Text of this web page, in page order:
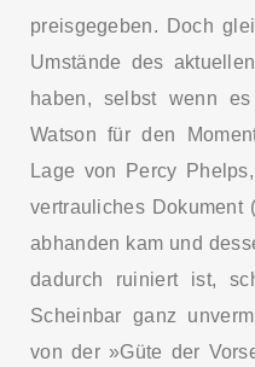
preisgegeben. Doch
Umstände des
haben, selbst wenn
Watson für den
Lage von Percy
vertrauliches Dokument
abhanden kam und
dadurch ruiniert ist,
Scheinbar ganz
von der »Güte der